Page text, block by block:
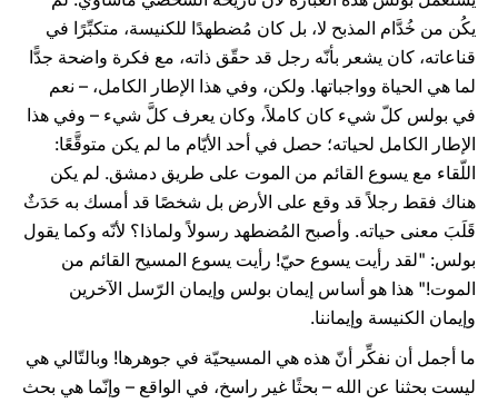
يكُن من خُدَّام المذبح لا، بل كان مُضطهدًا للكنيسة، متكبِّرًا في
قناعاته، كان يشعر بأنّه رجل قد حقّق ذاته، مع فكرة واضحة جدًّا
لما هي الحياة وواجباتها. ولكن، وفي هذا الإطار الكامل، – نعم
في بولس كلّ شيء كان كاملاً، وكان يعرف كلَّ شيء – وفي هذا
الإطار الكامل لحياته؛ حصل في أحد الأيّام ما لم يكن متوقَّعًا:
اللّقاء مع يسوع القائم من الموت على طريق دمشق. لم يكن
هناك فقط رجلاً قد وقع على الأرض بل شخصًا قد أمسك به حَدَثٌ
قَلَبَ معنى حياته. وأصبح المُضطهد رسولاً ولماذا؟ لأنّه وكما يقول
بولس: "لقد رأيت يسوع حيّ! رأيت يسوع المسيح القائم من
الموت!" هذا هو أساس إيمان بولس وإيمان الرّسل الآخرين
وإيمان الكنيسة وإيماننا.
ما أجمل أن نفكِّر أنّ هذه هي المسيحيّة في جوهرها! وبالتّالي هي
ليست بحثنا عن الله – بحثًا غير راسخ، في الواقع – وإنّما هي بحث